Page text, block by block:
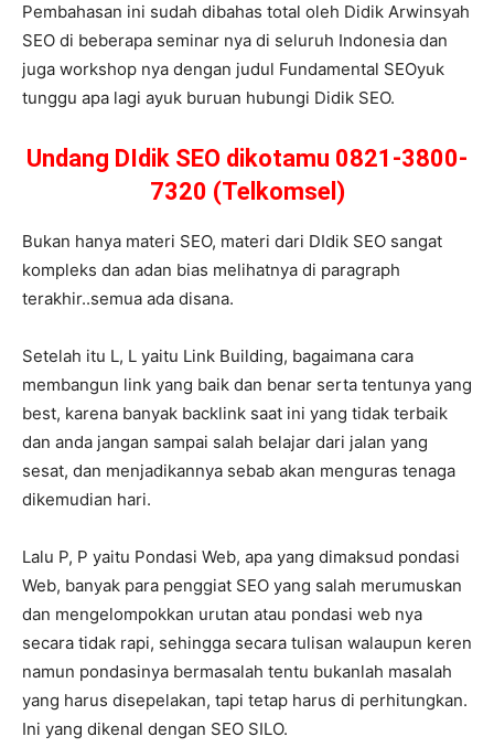
Pembahasan ini sudah dibahas total oleh Didik Arwinsyah
SEO di beberapa seminar nya di seluruh Indonesia dan
juga workshop nya dengan judul Fundamental SEOyuk
tunggu apa lagi ayuk buruan hubungi Didik SEO.
Undang DIdik SEO dikotamu 0821-3800-
7320 (Telkomsel)
Bukan hanya materi SEO, materi dari DIdik SEO sangat
kompleks dan adan bias melihatnya di paragraph
terakhir..semua ada disana.
Setelah itu L, L yaitu Link Building, bagaimana cara
membangun link yang baik dan benar serta tentunya yang
best, karena banyak backlink saat ini yang tidak terbaik
dan anda jangan sampai salah belajar dari jalan yang
sesat, dan menjadikannya sebab akan menguras tenaga
dikemudian hari.
Lalu P, P yaitu Pondasi Web, apa yang dimaksud pondasi
Web, banyak para penggiat SEO yang salah merumuskan
dan mengelompokkan urutan atau pondasi web nya
secara tidak rapi, sehingga secara tulisan walaupun keren
namun pondasinya bermasalah tentu bukanlah masalah
yang harus disepelakan, tapi tetap harus di perhitungkan.
Ini yang dikenal dengan SEO SILO.